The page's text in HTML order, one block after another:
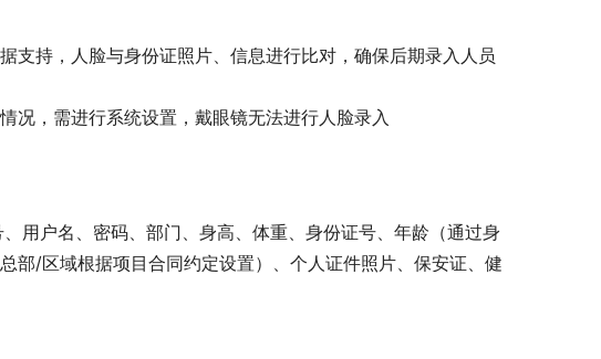
支持，人脸与身份证照片、信息进行比对，确保后期录入人员
况，需进行系统设置，戴眼镜无法进行人脸录入
用户名、密码、部门、身高、体重、身份证号、年龄（通过身
部/区域根据项目合同约定设置）、个人证件照片、保安证、健